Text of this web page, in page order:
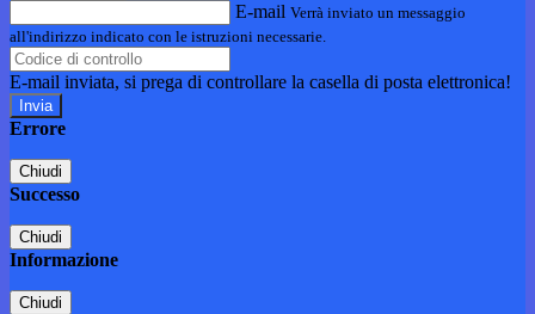
E-mail Verrà inviato un messaggio
all'indirizzo indicato con le istruzioni necessarie.
E-mail inviata, si prega di controllare la casella di posta elettronica!
Errore
Chiudi
Successo
Chiudi
Informazione
Chiudi